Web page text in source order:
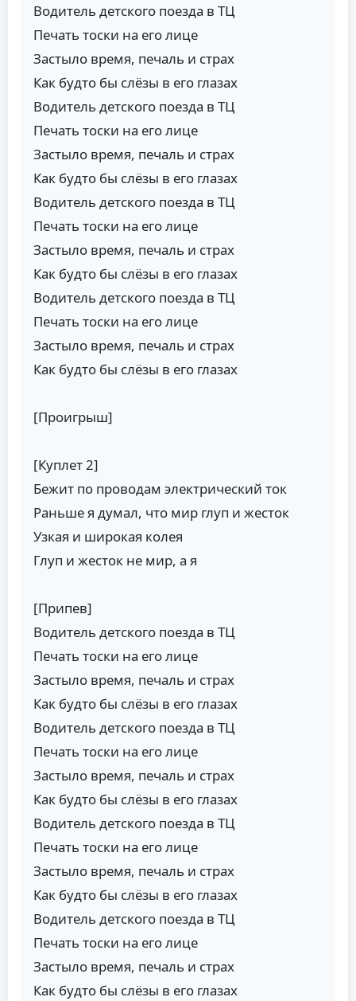
Водитель детского поезда в ТЦ
Печать тоски на его лице
Застыло время, печаль и страх
Как будто бы слёзы в его глазах
Водитель детского поезда в ТЦ
Печать тоски на его лице
Застыло время, печаль и страх
Как будто бы слёзы в его глазах
Водитель детского поезда в ТЦ
Печать тоски на его лице
Застыло время, печаль и страх
Как будто бы слёзы в его глазах
Водитель детского поезда в ТЦ
Печать тоски на его лице
Застыло время, печаль и страх
Как будто бы слёзы в его глазах
[Проигрыш]
[Куплет 2]
Бежит по проводам электрический ток
Раньше я думал, что мир глуп и жесток
Узкая и широкая колея
Глуп и жесток не мир, а я
[Припев]
Водитель детского поезда в ТЦ
Печать тоски на его лице
Застыло время, печаль и страх
Как будто бы слёзы в его глазах
Водитель детского поезда в ТЦ
Печать тоски на его лице
Застыло время, печаль и страх
Как будто бы слёзы в его глазах
Водитель детского поезда в ТЦ
Печать тоски на его лице
Застыло время, печаль и страх
Как будто бы слёзы в его глазах
Водитель детского поезда в ТЦ
Печать тоски на его лице
Застыло время, печаль и страх
Как будто бы слёзы в его глазах